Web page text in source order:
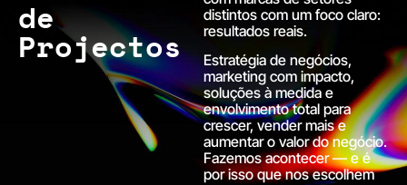
de
Projectos
distintos com um foco claro:
resultados reais.
Estratégia de negócios,
marketing com impacto,
soluções à medida e
envolvimento total para
crescer, vender mais e
aumentar o valor do negócio.
Fazemos acontecer — e é
por isso que nos escolhem